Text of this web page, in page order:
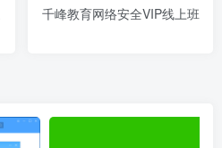
千峰教育网络安全VIP线上班